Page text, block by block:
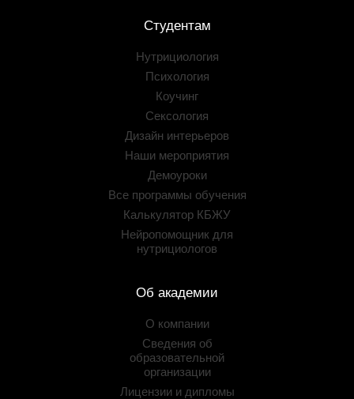
Студентам
Нутрициология
Психология
Коучинг
Сексология
Дизайн интерьеров
Наши мероприятия
Демоуроки
Все программы обучения
Калькулятор КБЖУ
Нейропомощник для
нутрициологов
Об академии
О компании
Сведения об
образовательной
организации
Лицензии и дипломы